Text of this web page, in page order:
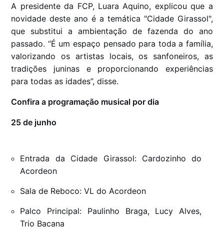
A presidente da FCP, Luara Aquino, explicou que a
novidade deste ano é a temática "Cidade Girassol",
que substitui a ambientação de fazenda do ano
passado. “É um espaço pensado para toda a família,
valorizando os artistas locais, os sanfoneiros, as
tradições juninas e proporcionando experiências
para todas as idades”, disse.
Confira a programação musical por dia
25 de junho
Entrada da Cidade Girassol: Cardozinho do
Acordeon
Sala de Reboco: VL do Acordeon
Palco Principal: Paulinho Braga, Lucy Alves,
Trio Bacana